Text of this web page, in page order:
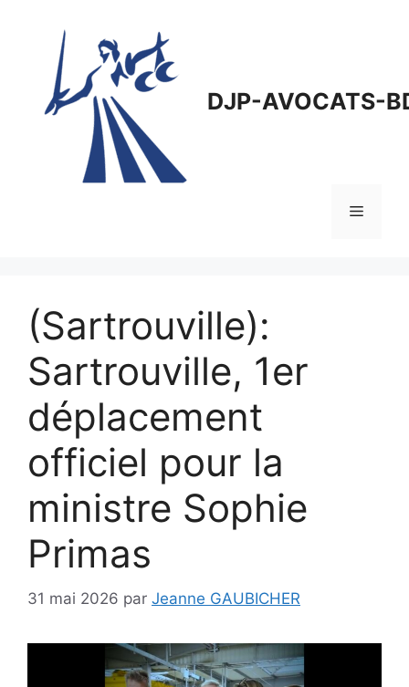
DJP-AVOCATS-
Menu
(Sartrouville):
Sartrouville, 1er
déplacement
officiel pour la
ministre Sophie
Primas
31 mai 2026 par Jeanne GAUBICHER